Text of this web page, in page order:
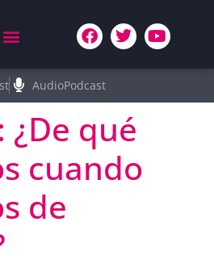
AudioPodcast
¿De qué
cuando
de